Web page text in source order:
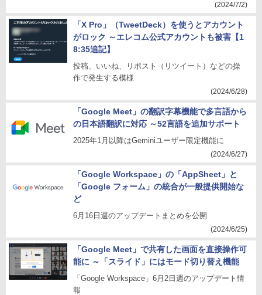
(2024/7/2)
「X Pro」（TweetDeck）を使うとアカウント
がロック ～エレコム公式アカウントも被害【1
8:35追記】
投稿、いいね、リポスト（リツイート）などの操
作で発生する模様
(2024/6/28)
「Google Meet」の翻訳字幕機能で多言語から
の日本語翻訳に対応 ～52言語を追加サポート
2025年1月以降はGeminiユーザー限定機能に
(2024/6/27)
「Google Workspace」の「AppSheet」と
「Google フォーム」の統合が一般提供開始な
ど
6月16日週のアップデートまとめを公開
(2024/6/25)
「Google Meet」で共有した画面を直接操作可
能に ～「スライド」にはモード切り替え機能
「Google Workspace」6月2日週のアップデート情
報